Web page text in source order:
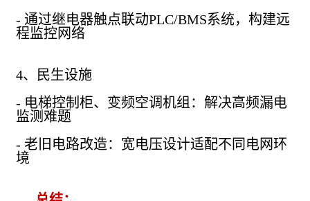
- 通过继电器触点联动PLC/BMS系统，构建远
程监控网络
4、民生设施
- 电梯控制柜、变频空调机组：解决高频漏电
监测难题
- 老旧电路改造：宽电压设计适配不同电网环
境